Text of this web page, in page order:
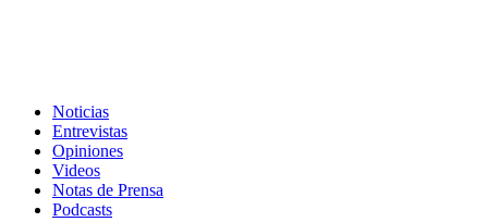
Noticias
Entrevistas
Opiniones
Videos
Notas de Prensa
Podcasts